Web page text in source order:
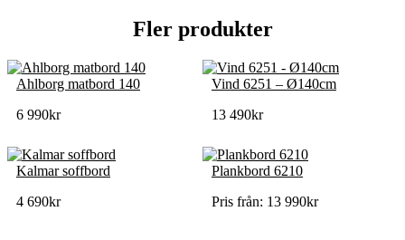
Fler produkter
Ahlborg matbord 140
6 990kr
Vind 6251 – Ø140cm
13 490kr
Kalmar soffbord
4 690kr
Plankbord 6210
Pris från: 13 990kr